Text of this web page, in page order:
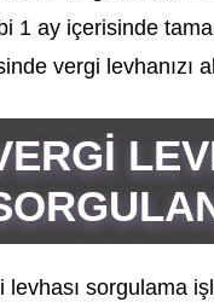
1 ay içerisinde
vergi levhanızı
levhası sorgulama